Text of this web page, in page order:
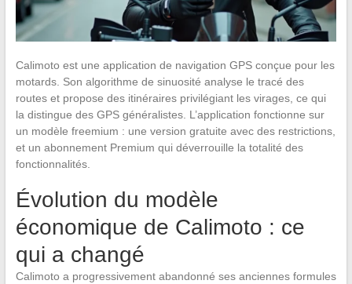
Calimoto est une application de navigation GPS conçue pour les
motards. Son algorithme de sinuosité analyse le tracé des
routes et propose des itinéraires privilégiant les virages, ce qui
la distingue des GPS généralistes. L’application fonctionne sur
un modèle freemium : une version gratuite avec des restrictions,
et un abonnement Premium qui déverrouille la totalité des
fonctionnalités.
Évolution du modèle
économique de Calimoto : ce
qui a changé
Calimoto a progressivement abandonné ses anciennes formules